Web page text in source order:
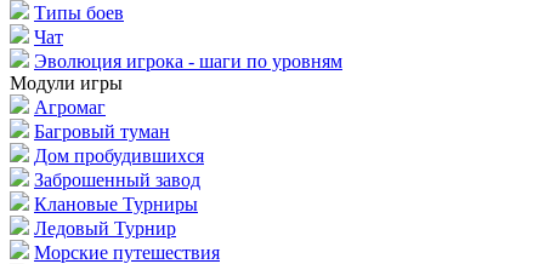
Типы боев
Чат
Эволюция игрока - шаги по уровням
Модули игры
Агромаг
Багровый туман
Дом пробудившихся
Заброшенный завод
Клановые Турниры
Ледовый Турнир
Морские путешествия